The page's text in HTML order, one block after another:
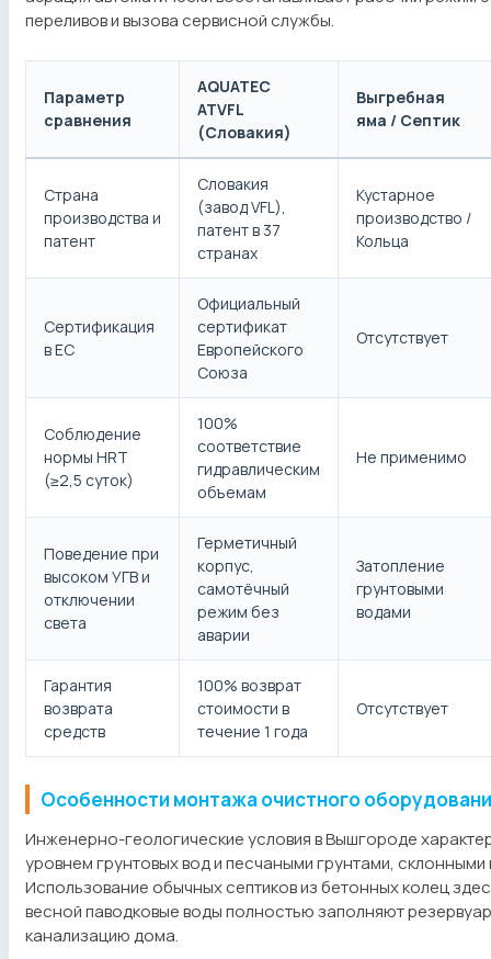
переливов и вызова сервисной службы.
Параметр
сравнения
AQUATEC
ATVFL
(Словакия)
Выгребная
яма / Септик
Страна
производства и
патент
Словакия
(завод VFL),
патент в 37
странах
Кустарное
производство /
Кольца
Сертификация
в ЕС
Официальный
сертификат
Европейского
Союза
Отсутствует
Соблюдение
нормы HRT
(≥2,5 суток)
100%
соответствие
гидравлическим
объемам
Не применимо
Поведение при
высоком УГВ и
отключении
света
Герметичный
корпус,
самотёчный
режим без
аварии
Затопление
грунтовыми
водами
Гарантия
возврата
средств
100% возврат
стоимости в
течение 1 года
Отсутствует
Особенности монтажа очистного
Инженерно-геологические условия в Вышгороде
уровнем грунтовых вод и песчаными грунтами, склонными
Использование обычных септиков из бетонных колец
весной паводковые воды полностью заполняют
канализацию дома.